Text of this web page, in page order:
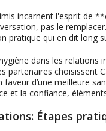
incarnent l'esprit de
pas le
pratique qui en dit long
dans les
partenaires choisissent
d’une meilleure
et la confiance,
Étapes